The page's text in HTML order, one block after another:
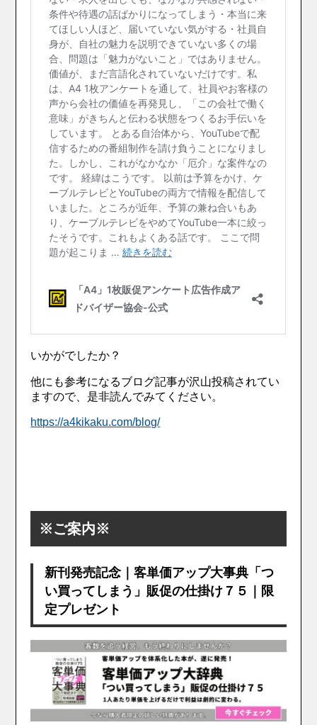
いかがでしたか？
他にも参考になるブログ記事が沢山投稿されてい
ますので、是非読んでみてください。
https://a4kikaku.com/blog/
※ご案内※
新刊発売記念｜客単価アップ大事典「つ
い買ってしまう」販促の仕掛け７５｜限
定プレゼント